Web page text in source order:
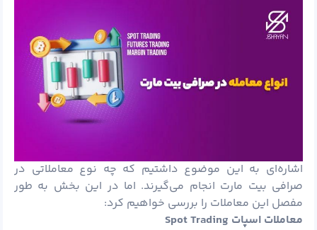
اشاره‌ای به این موضوع داشتیم که چه نوع معاملاتی در
صرافی بیت مارت انجام می‌گیرند. اما در این بخش به طور
مفصل این معاملات را بررسی خواهیم کرد:
معاملات اسپات Spot Trading